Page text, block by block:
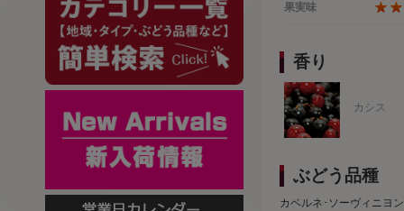
果実味
香り
カシス
ぶどう品種
カベルネ･ソーヴィニヨン